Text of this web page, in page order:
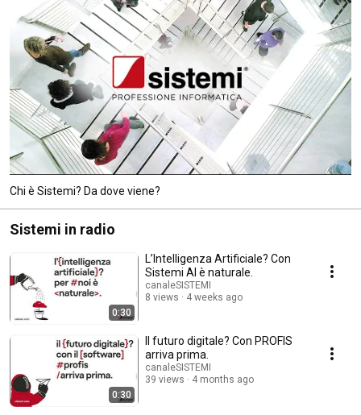
italiana, certificata e dotata dei migliori standard di sicurezza e protezione
dei dati.
Chi è Sistemi? Da dove viene?
Sistemi in radio
0:30
L’Intelligenza Artificiale? Con
Sistemi AI è naturale.
canaleSISTEMI
8 views
4 weeks ago
0:30
Il futuro digitale? Con PROFIS
arriva prima.
canaleSISTEMI
39 views
4 months ago